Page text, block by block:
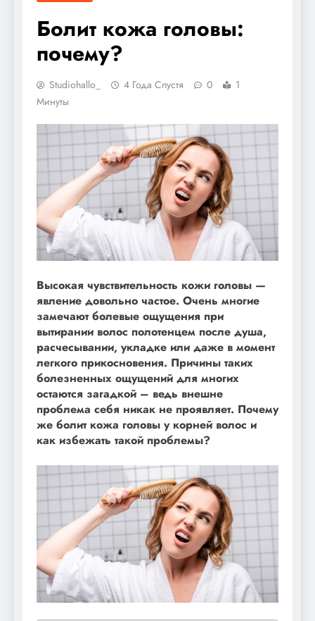
Болит кожа головы:
почему?
Studiohallo_ 4 Года Спустя 0
1
Минуты
Высокая чувствительность кожи головы —
явление довольно частое. Очень многие
замечают болевые ощущения при
вытирании волос полотенцем после душа,
расчесывании, укладке или даже в момент
легкого прикосновения. Причины таких
болезненных ощущений для многих
остаются загадкой – ведь внешне
проблема себя никак не проявляет. Почему
же болит кожа головы у корней волос и
как избежать такой проблемы?